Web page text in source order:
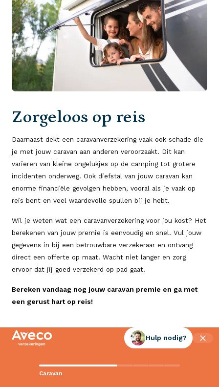
Zorgeloos op reis
Daarnaast dekt een caravanverzekering vaak ook schade die
je met jouw caravan aan anderen veroorzaakt. Dit kan
variëren van kleine ongelukjes op de camping tot grotere
incidenten onderweg. Ook diefstal van jouw caravan kan
enorme financiële gevolgen hebben, vooral als je vaak op
reis bent en veel waardevolle spullen bij je hebt.
Wil je weten wat een caravanverzekering voor jou kost? Het
berekenen van jouw premie is eenvoudig en snel. Vul jouw
gegevens in bij een betrouwbare verzekeraar en ontvang
direct een offerte op maat. Wacht niet langer en zorg
ervoor dat jij goed verzekerd op pad gaat.
Bereken vandaag nog jouw caravan premie en ga met
een gerust hart op reis!
Caravan
Hulp nodig?
Contact met Aveco?
Wij staan voor je klaar!